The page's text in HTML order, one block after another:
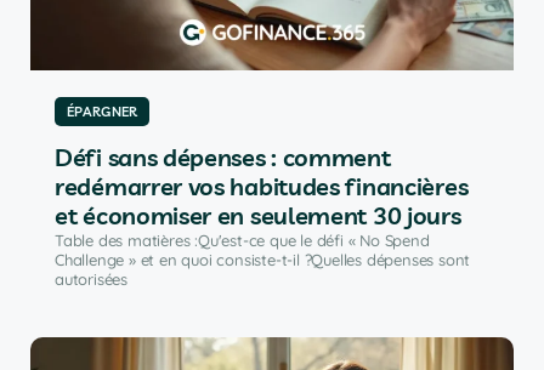
ÉPARGNER
Défi sans dépenses : comment
redémarrer vos habitudes financières
et économiser en seulement 30 jours
Table des matières :Qu'est-ce que le défi « No Spend
Challenge » et en quoi consiste-t-il ?Quelles dépenses sont
autorisées